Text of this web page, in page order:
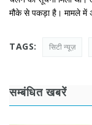
मौके से पकड़ा है। मामले में
TAGS: सिटी न्यूज़
सम्बंधित खबरें